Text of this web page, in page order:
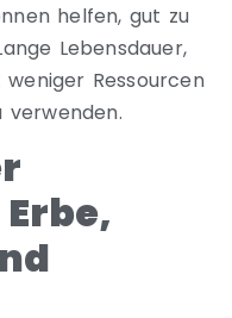
helfen, gut zu
Lebensdauer,
Ressourcen
verwenden.